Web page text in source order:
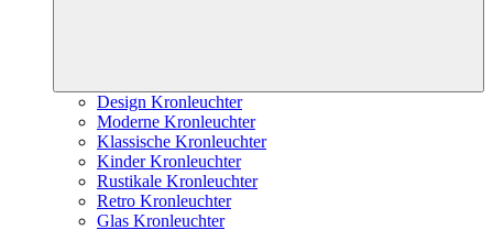
Design Kronleuchter
Moderne Kronleuchter
Klassische Kronleuchter
Kinder Kronleuchter
Rustikale Kronleuchter
Retro Kronleuchter
Glas Kronleuchter